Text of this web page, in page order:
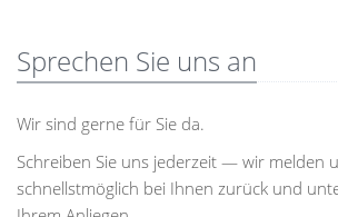
Sprechen Sie uns an
Wir sind gerne für Sie da.
Schreiben Sie uns jederzeit — wir melden
schnellstmöglich bei Ihnen zurück und